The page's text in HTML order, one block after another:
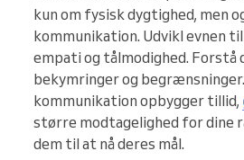
kun om fysisk dygtighed, men
kommunikation. Udvikl evnen
empati og tålmodighed. Forstå
bekymringer og
kommunikation opbygger tillid,
større modtagelighed for dine
dem til at nå deres mål.